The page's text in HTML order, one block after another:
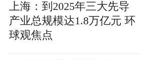
上海：到2025年三大先导
产业总规模达1.8万亿元 环
球观焦点